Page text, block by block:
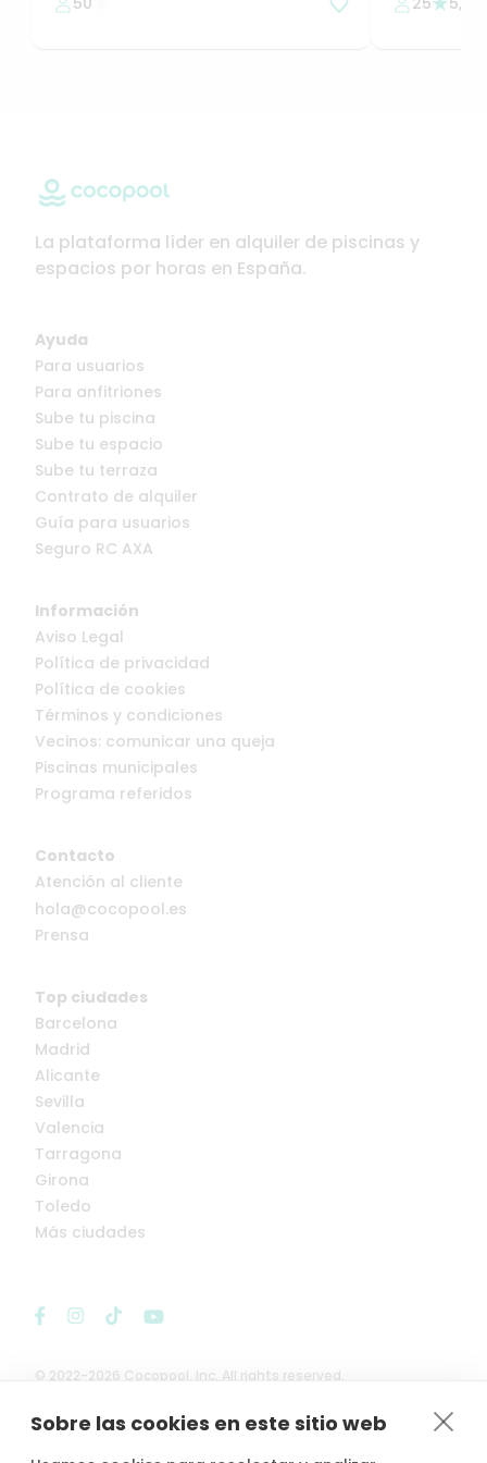
Sobre las cookies en este sitio web
para
La plataforma líder en alquiler de piscinas y
espacios por horas en España.
© 2022-2026 Cocopool, Inc. All rights reserved.
 Anfitriones asegurados*
Ayuda
Para usuarios
Para anfitriones
Sube tu piscina
Sube tu espacio
Sube tu terraza
Contrato de alquiler
Guía para usuarios
Seguro RC AXA
Información
Aviso Legal
Política de privacidad
Política de cookies
Términos y condiciones
Vecinos: comunicar una queja
Piscinas municipales
Programa referidos
Contacto
Atención al cliente
hola@cocopool.es
Prensa
Top ciudades
Barcelona
Madrid
Alicante
Sevilla
Valencia
Tarragona
Girona
Toledo
Más ciudades